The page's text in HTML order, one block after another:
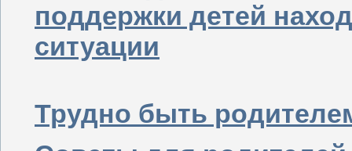
поддержки детей
ситуации
Трудно быть